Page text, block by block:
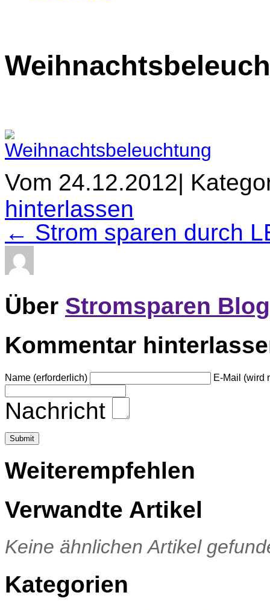
Vom 24.12.2012|
hinterlassen
← Strom sparen durch
Über Stromsparen Blog
Kommentar
Name (erforderlich) E-Mail (wird
Nachricht
Weiterempfehlen
Verwandte Artikel
Keine ähnlichen Artikel
Kategorien